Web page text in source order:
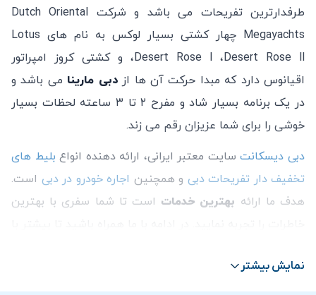
طرفدارترین تفریحات می باشد و شرکت Dutch Oriental
Megayachts چهار کشتی بسیار لوکس به نام های Lotus
،Desert Rose l ،Desert Rose ll و کشتی کروز امپراتور
اقیانوس دارد که مبدا حرکت آن ها ازدبی مارینا می باشد و
در یک برنامه بسیار شاد و مفرح ۲ تا ۳ ساعته لحظات بسیار
خوشی را برای شما عزیزان رقم می زند.
دبی دیسکانتسایت معتبر ایرانی، ارائه دهنده انواع بلیط های
تخفیف دار تفریحات دبی و همچنین اجاره خودرو در دبی است.
هدف ما ارائه بهترین خدمات است تا شما سفری با بهترین
نمایش بیشتر